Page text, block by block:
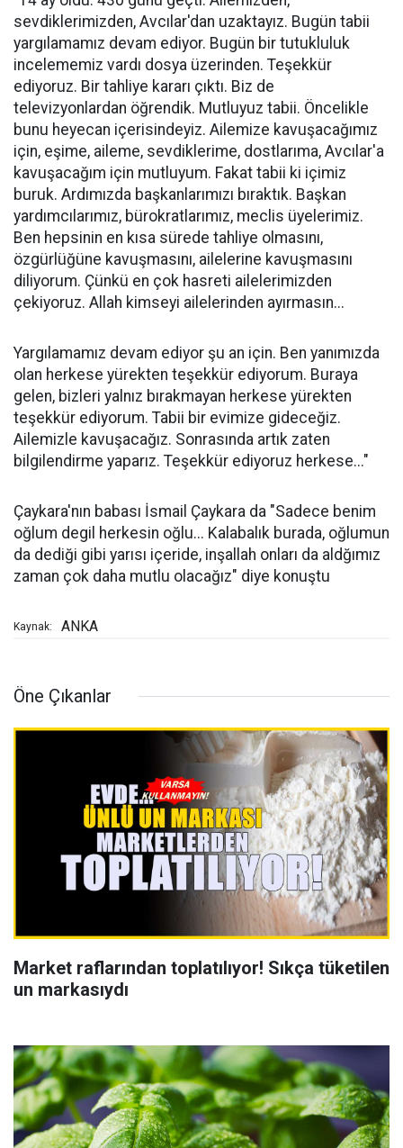
sevdiklerimizden, Avcılar'dan uzaktayız. Bugün tabii
yargılamamız devam ediyor. Bugün bir tutukluluk
incelememiz vardı dosya üzerinden. Teşekkür
ediyoruz. Bir tahliye kararı çıktı. Biz de
televizyonlardan öğrendik. Mutluyuz tabii. Öncelikle
bunu heyecan içerisindeyiz. Ailemize kavuşacağımız
için, eşime, aileme, sevdiklerime, dostlarıma, Avcılar'a
kavuşacağım için mutluyum. Fakat tabii ki içimiz
buruk. Ardımızda başkanlarımızı bıraktık. Başkan
yardımcılarımız, bürokratlarımız, meclis üyelerimiz.
Ben hepsinin en kısa sürede tahliye olmasını,
özgürlüğüne kavuşmasını, ailelerine kavuşmasını
diliyorum. Çünkü en çok hasreti ailelerimizden
çekiyoruz. Allah kimseyi ailelerinden ayırmasın...
Yargılamamız devam ediyor şu an için. Ben yanımızda
olan herkese yürekten teşekkür ediyorum. Buraya
gelen, bizleri yalnız bırakmayan herkese yürekten
teşekkür ediyorum. Tabii bir evimize gideceğiz.
Ailemizle kavuşacağız. Sonrasında artık zaten
bilgilendirme yaparız. Teşekkür ediyoruz herkese..."
Çaykara'nın babası İsmail Çaykara da "Sadece benim
oğlum degil herkesin oğlu... Kalabalık burada, oğlumun
da dediği gibi yarısı içeride, inşallah onları da aldğımız
zaman çok daha mutlu olacağız" diye konuştu
Kaynak: ANKA
Öne Çıkanlar
Market raflarından toplatılıyor! Sıkça tüketilen
un markasıydı